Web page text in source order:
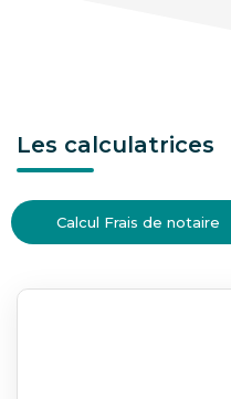
Les calculatrices
Calcul Frais de notaire